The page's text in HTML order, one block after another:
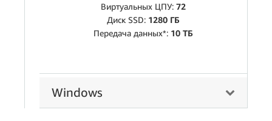
Виртуальных ЦПУ: 72
Диск SSD: 1280 ГБ
Передача данных*: 10 ТБ
Windows